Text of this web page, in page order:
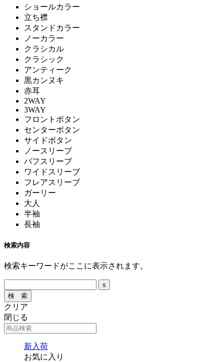
ショールカラー
立ち襟
スタンドカラー
ノーカラー
クラシカル
クラシック
アンティーク
黒カンヌキ
赤耳
2WAY
3WAY
フロントボタン
センターボタン
サイドボタン
ノースリーブ
パフスリーブ
ワイドスリーブ
フレアスリーブ
ガーリー
大人
半袖
長袖
検索内容
検索キーワードがここに表示されます。
クリア
閉じる
新入荷
お気に入り